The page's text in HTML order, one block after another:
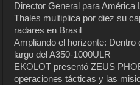
Director General para América
Thales multiplica por diez su
radares en Brasil
Ampliando el horizonte:
largo del A350-1000ULR
EKOLOT presentó ZEUS
operaciones tácticas y las